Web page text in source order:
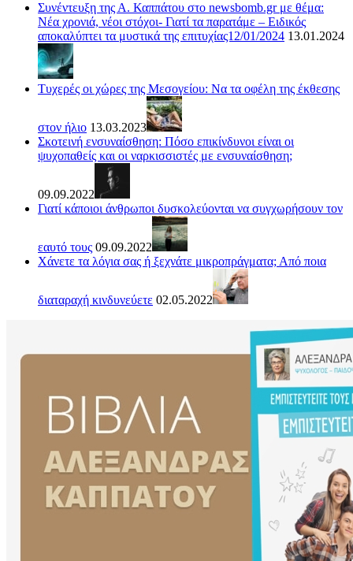
Συνέντευξη της Α. Καππάτου στο newsbomb.gr με θέμα:
Νέα χρονιά, νέοι στόχοι- Γιατί τα παρατάμε – Ειδικός
αποκαλύπτει τα μυστικά της επιτυχίας12/01/2024 13.01.2024
Τυχερές οι χώρες της Μεσογείου: Να τα οφέλη της έκθεσης
στον ήλιο 13.03.2023
Σκοτεινή ενσυναίσθηση: Πόσο επικίνδυνοι είναι οι
ψυχοπαθείς και οι ναρκισσιστές με ενσυναίσθηση;
09.09.2022
Γιατί κάποιοι άνθρωποι δυσκολεύονται να συγχωρήσουν τον
εαυτό τους 09.09.2022
Χάνετε τα λόγια σας ή ξεχνάτε μικροπράγματα; Από ποια
διαταραχή κινδυνεύετε 02.05.2022